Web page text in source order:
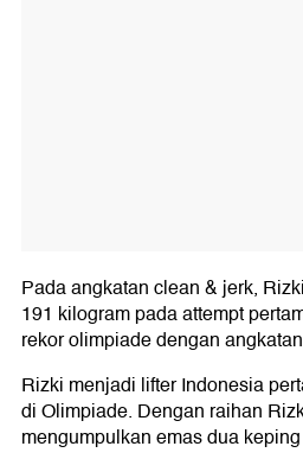
Pada angkatan clean & jerk,
191 kilogram pada attempt
rekor olimpiade dengan
Rizki menjadi lifter Indonesia
di Olimpiade. Dengan raihan
mengumpulkan emas dua